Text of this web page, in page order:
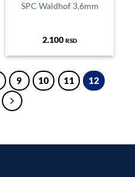
SPC Waldhof 3,6mm
2.100 RSD
9 10 11
12